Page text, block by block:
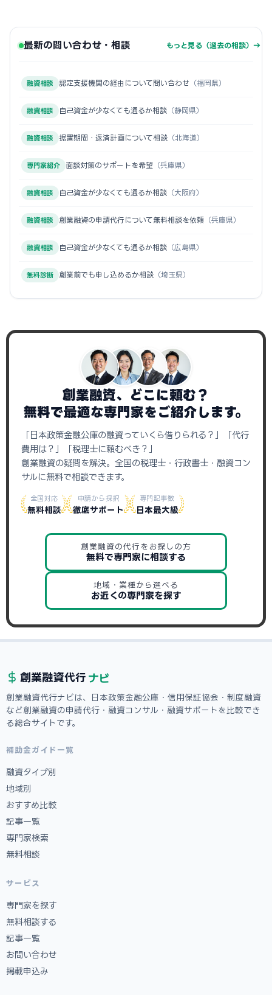
最新の問い合わせ・相談 もっと見る（過去の相談）→
融資相談 認定支援機関の経由について問い合わせ （福岡県）
融資相談 自己資金が少なくても通るか相談 （静岡県）
融資相談 据置期間・返済計画について相談 （北海道）
専門家紹介 面談対策のサポートを希望 （兵庫県）
融資相談 自己資金が少なくても通るか相談 （大阪府）
融資相談 創業融資の申請代行について無料相談を依頼 （兵庫県）
融資相談 自己資金が少なくても通るか相談 （広島県）
無料診断 創業前でも申し込めるか相談 （埼玉県）
創業融資、どこに頼む？
無料で最適な専門家をご紹介します。
「日本政策金融公庫の融資っていくら借りられる？」「代行
費用は？」「税理士に頼むべき？」
創業融資の疑問を解決。全国の税理士・行政書士・融資コン
サルに無料で相談できます。
全国対応
無料相談
申請から採択
徹底サポート
専門記事数
日本最大級
創業融資の代行をお探しの方
無料で専門家に相談する
地域・業種から選べる
お近くの専門家を探す
創業融資代行 ナビ
創業融資代行ナビは、日本政策金融公庫・信用保証協会・制度融資
など創業融資の申請代行・融資コンサル・融資サポートを比較でき
る総合サイトです。
補助金ガイド一覧
融資タイプ別
地域別
おすすめ比較
記事一覧
専門家検索
無料相談
サービス
専門家を探す
無料相談する
記事一覧
お問い合わせ
掲載申込み